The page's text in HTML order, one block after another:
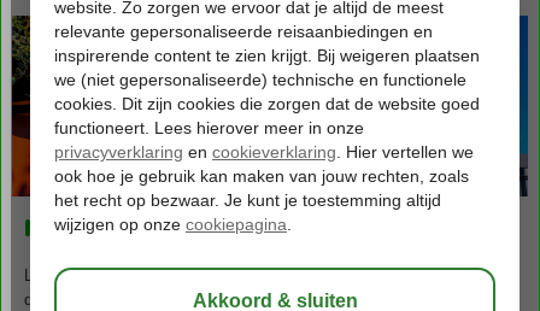
va 838
o.b.v. 2 personen
new region
La Palma is een paradijs voor natuur- en wandelliefhebbers. Denk aan
diepe ravijnen, dichte laurierbossen, kleurrijke vulkanen,